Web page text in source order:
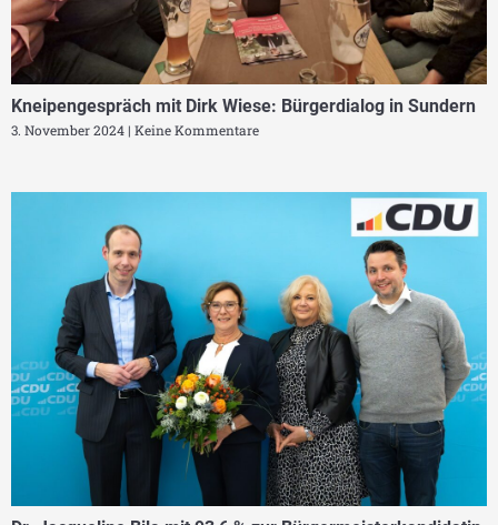
Kneipengespräch mit Dirk Wiese: Bürgerdialog in Sundern
3. November 2024 Keine Kommentare